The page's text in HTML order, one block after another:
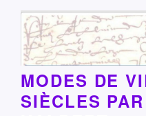
contenu
principal
MODES DE
SIÈCLES